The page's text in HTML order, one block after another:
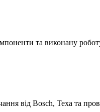
та виконану
від Bosch, Texa та